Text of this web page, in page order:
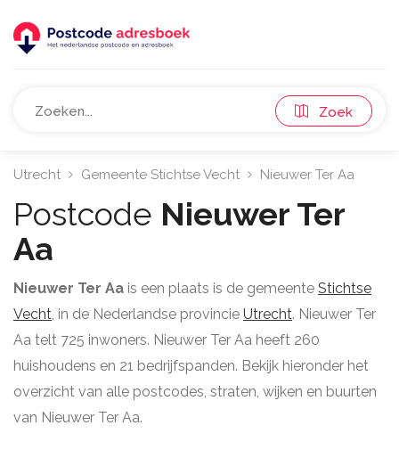
Zoek
Utrecht Gemeente Stichtse Vecht Nieuwer Ter Aa
Postcode Nieuwer Ter
Aa
Nieuwer Ter Aa is een plaats is de gemeente Stichtse
Vecht, in de Nederlandse provincie Utrecht. Nieuwer Ter
Aa telt 725 inwoners. Nieuwer Ter Aa heeft 260
huishoudens en 21 bedrijfspanden. Bekijk hieronder het
overzicht van alle postcodes, straten, wijken en buurten
van Nieuwer Ter Aa.